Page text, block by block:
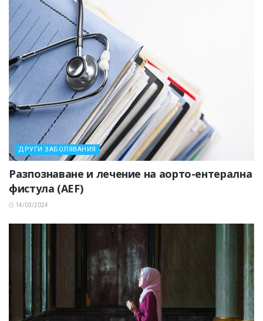
ДРУГИ ЗАБОЛЯВАНИЯ
Разпознаване и лечение на аорто-ентерална
фистула (AEF)
14/03/2024